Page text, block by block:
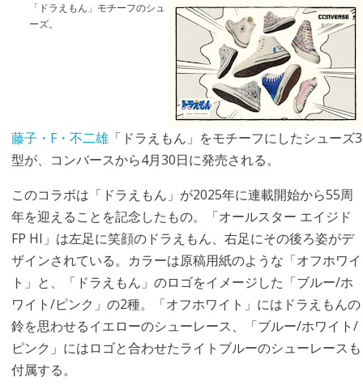
「ドラえもん」モチーフのシュ
ーズ。
藤子・F・不二雄「ドラえもん」をモチーフにしたシューズ3
型が、コンバースから4月30日に発売される。
このコラボは「ドラえもん」が2025年に連載開始から55周
年を迎えることを記念したもの。「オールスター エイジド
FP HI」は左足に笑顔のドラえもん、右足にその後ろ姿がデ
ザインされている。カラーは原稿用紙のような「オフホワイ
ト」と、「ドラえもん」のロゴをイメージした「ブルー/ホ
ワイト/ピンク」の2種。「オフホワイト」にはドラえもんの
鈴を思わせるイエローのシューレース、「ブルー/ホワイト/
ピンク」にはロゴと合わせたライトブルーのシューレースも
付属する。